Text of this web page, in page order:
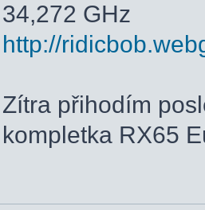
34,272 GHz
http://
Zítra přihodím
kompletka RX65